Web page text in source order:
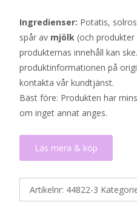
Ingredienser: Potatis,
spår av mjölk (och produkter
produkternas innehåll kan
produktinformationen på
kontakta vår kundtjänst.
Bäst före: Produkten har
om inget annat anges.
Läs mera & köp
Artikelnr: 44822-3